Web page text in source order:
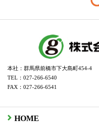
本社：群馬県前橋市下大島町454-4
TEL：027-266-6540
FAX：027-266-6541
HOME